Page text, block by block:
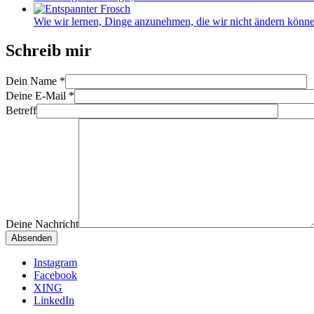
Wie wir lernen, Dinge anzunehmen, die wir nicht ändern
Schreib mir
Dein Name *
Deine E-Mail *
Betreff
Deine Nachricht
Instagram
Facebook
XING
LinkedIn